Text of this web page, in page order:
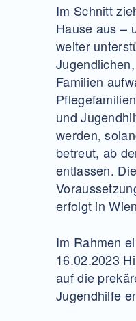
Im Schnitt
Hause aus –
weiter
Familien
und
werden,
betreut, ab
entlassen.
erfolgt in
Im Rahmen
16.02.2023
auf die
Jugendhilfe